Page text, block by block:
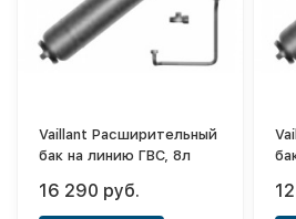
Vaillant Расширительный
бак на линию ГВС, 8л
16 290 руб.